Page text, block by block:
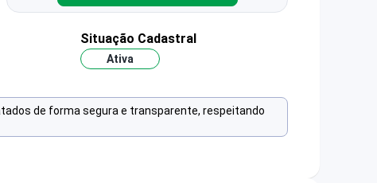
Situação Cadastral
Ativa
de forma segura e transparente, respeitando